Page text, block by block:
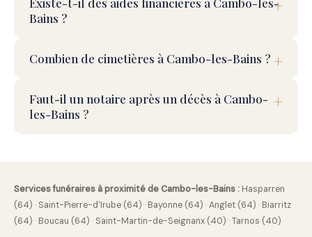
Bains ?
Combien de cimetières à Cambo-les-Bains ?
Faut-il un notaire après un décès à Cambo-
les-Bains ?
Services funéraires à proximité de Cambo-les-Bains : Hasparren
(64) · Saint-Pierre-d'Irube (64) · Bayonne (64) ·Anglet (64) · Biarritz
(64) · Boucau (64) · Saint-Martin-de-Seignanx (40) ·Tarnos (40)